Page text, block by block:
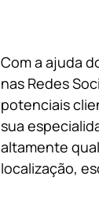
Com a ajuda
nas Redes
potenciais
sua
altamente
localização,